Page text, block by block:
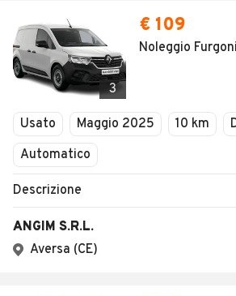
Moto
Camper
Veicoli Commerciali
Concessionari